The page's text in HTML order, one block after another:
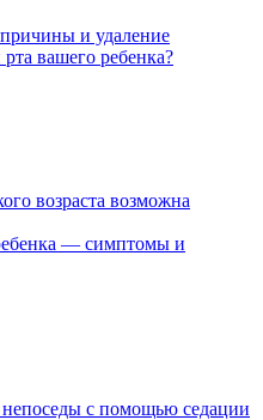
и удаление
вашего ребенка?
возраста возможна
— симптомы и
непоседы с помощью седации